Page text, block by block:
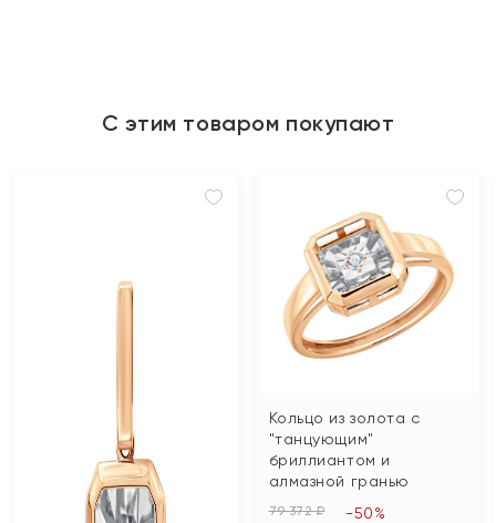
С этим товаром покупают
Кольцо из золота с
"танцующим"
бриллиантом и
алмазной гранью
79 372 ₽ -50%